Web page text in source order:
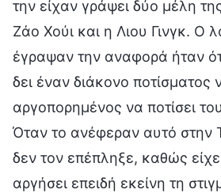
την είχαν γράψει δύο μέλη
Ζάο Χούι και η Λιου Γινγκ. Ο
έγραψαν την αναφορά ήταν
δει έναν διάκονο ποτίσματος
αργοπορημένος να ποτίσει
Όταν το ανέφεραν αυτό στην
δεν τον επέπληξε, καθώς είχε
αργήσει επειδή εκείνη τη